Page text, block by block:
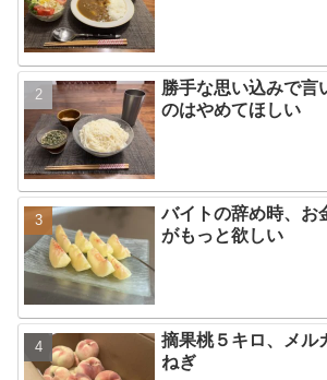
勝手な思い込みで言
のはやめてほしい
バイトの辞め時、お
がもっと欲しい
摘果桃５キロ、メル
ねぎ